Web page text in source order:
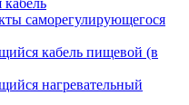
саморегулирующегося
кабель пищевой (в
нагревательный